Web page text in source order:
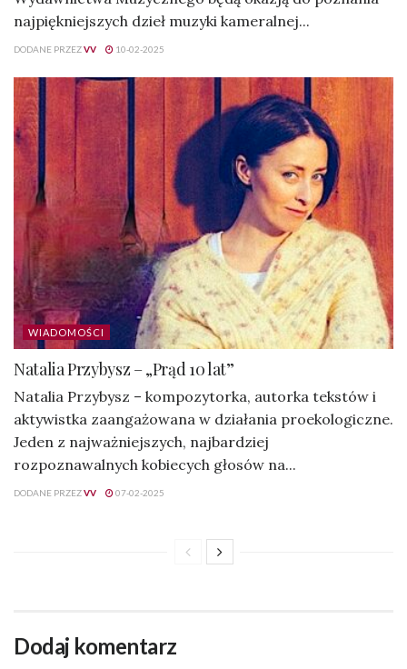
najpiękniejszych dzieł muzyki kameralnej...
DODANE PRZEZVV 10-02-2025
WIADOMOŚCI
Natalia Przybysz – „Prąd 10 lat”
Natalia Przybysz – kompozytorka, autorka tekstów i
aktywistka zaangażowana w działania proekologiczne.
Jeden z najważniejszych, najbardziej
rozpoznawalnych kobiecych głosów na...
DODANE PRZEZVV 07-02-2025
Dodaj komentarz